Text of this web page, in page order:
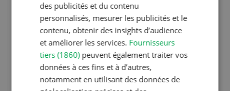
Photo mystère 07-08/26
Gagnez l’un des cinq couteaux de poche LANDI
PARTICIPER AU CONCOURS
des publicités et du contenu
personnalisés, mesurer les publicités et le
contenu, obtenir des insights d’audience
et améliorer les services. Fournisseurs
tiers (1860)peuvent également traiter vos
données à ces fins et à d’autres,
notamment en utilisant des données de